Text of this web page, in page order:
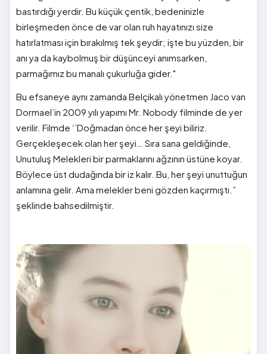
bastırdığı yerdir. Bu küçük çentik, bedeninizle
birleşmeden önce de var olan ruh hayatınızı size
hatırlatması için bırakılmış tek şeydir; işte bu yüzden, bir
anı ya da kaybolmuş bir düşünceyi anımsarken,
parmağımız bu manalı çukurluğa gider."
Bu efsaneye aynı zamanda Belçikalı yönetmen Jaco van
Dormael’in 2009 yılı yapımı Mr. Nobody filminde de yer
verilir. Filmde ‘’Doğmadan önce her şeyi biliriz.
Gerçekleşecek olan her şeyi… Sıra sana geldiğinde,
Unutuluş Melekleri bir parmaklarını ağzının üstüne koyar.
Böylece üst dudağında bir iz kalır. Bu, her şeyi unuttuğun
anlamına gelir. Ama melekler beni gözden kaçırmıştı.”
şeklinde bahsedilmiştir.